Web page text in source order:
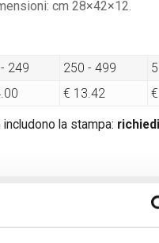
cm 28×42×12.
249 250 - 499
€ 13.42
la stampa:
standard: